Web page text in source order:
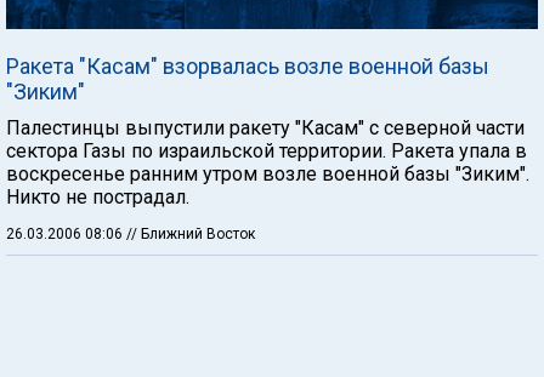
Ракета "Касам" взорвалась возле военной базы
"Зиким"
Палестинцы выпустили ракету "Касам" с северной части
сектора Газы по израильской территории. Ракета упала в
воскресенье ранним утром возле военной базы "Зиким".
Никто не пострадал.
26.03.2006 08:06 // Ближний Восток